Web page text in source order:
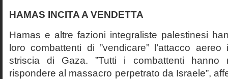
HAMAS INCITA A VENDETTA
Hamas e altre fazioni integraliste palestinesi
loro combattenti di ”vendicare” l’attacco
striscia di Gaza. ”Tutti i combattenti hanno
rispondere al massacro perpetrato da Israele”,